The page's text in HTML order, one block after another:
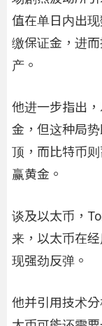
值在单日内出
缴保证金，进
产。
他进一步指出
金，但这种局
顶，而比特币
赢黄金。
谈及以太币，
来，以太币在
现强劲反弹。
他并引用技术